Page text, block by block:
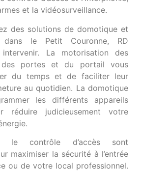
et la vidéosurveillance.
des solutions de domotique et
dans le Petit Couronne, RD
La motorisation des
des portes et du portail vous
du temps et de faciliter leur
au quotidien. La domotique
les différents appareils
réduire judicieusement votre
le contrôle d’accès sont
maximiser la sécurité à l’entrée
ou de votre local professionnel.